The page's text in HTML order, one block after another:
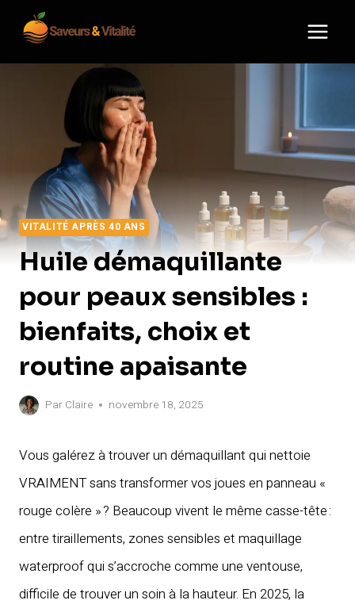
contenu
VITALITÉ APRÈS 40 ANS
Huile démaquillante
pour peaux sensibles :
bienfaits, choix et
routine apaisante
Par Claire novembre 18, 2025
Vous galérez à trouver un démaquillant qui nettoie
VRAIMENT sans transformer vos joues en panneau «
rouge colère » ? Beaucoup vivent le même casse-tête :
entre tiraillements, zones sensibles et maquillage
waterproof qui s’accroche comme une ventouse,
difficile de trouver un soin à la hauteur. En 2025, la